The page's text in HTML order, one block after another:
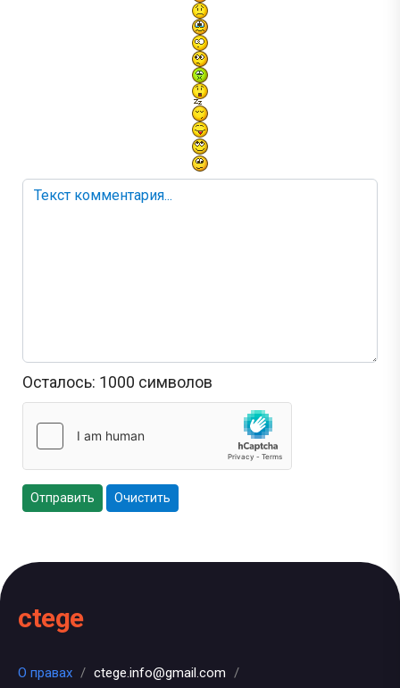
Осталось: 1000 символов
Отправить Очистить
ctege
О правах / ctege.info@gmail.com /